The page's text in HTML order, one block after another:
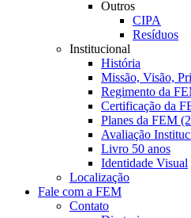
Outros
CIPA
Resíduos
Institucional
História
Missão, Visão,
Regimento da
Certificação da
Planes da FEM
Avaliação
Livro 50 anos
Identidade Visual
Localização
Fale com a FEM
Contato